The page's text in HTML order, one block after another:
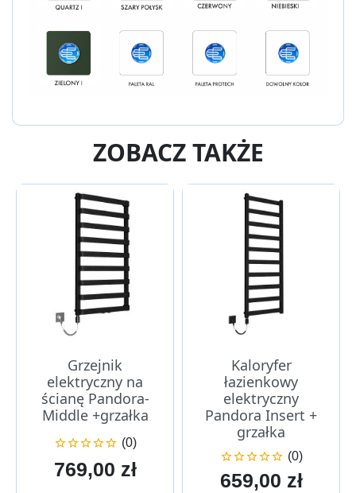
ZOBACZ TAKŻE
Grzejnik
elektryczny na
ścianę Pandora-
Middle +grzałka
 (0)
Cena
769,00 zł
Kaloryfer
łazienkowy
elektryczny
Pandora Insert +
grzałka
 (0)
Cena
659,00 zł